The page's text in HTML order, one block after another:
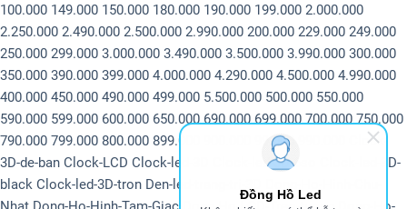
100.000 149.000 150.000 180.000 190.000 199.000 2.000.000
2.250.000 2.490.000 2.500.000 2.990.000 200.000 229.000 249.000
250.000 299.000 3.000.000 3.490.000 3.500.000 3.990.000 300.000
350.000 390.000 399.000 4.000.000 4.290.000 4.500.000 4.990.000
400.000 450.000 490.000 499.000 5.500.000 500.000 550.000
590.000 599.000 600.000 650.000 690.000 699.000 700.000 750.000
790.000 799.000 800.000 899.000 99.000
Clock-
3D-de-ban Clock-LCD Clock-led-3D Clock-led-3D-6so
Clock-led-3D-
black Clock-led-3D-tron Den-led-trang-tri-3D
Đồng Hồ Led